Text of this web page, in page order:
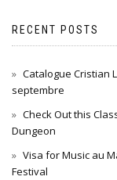
RECENT POSTS
Catalogue Cristian
septembre
Check Out this
Dungeon
Visa for Music au
Festival